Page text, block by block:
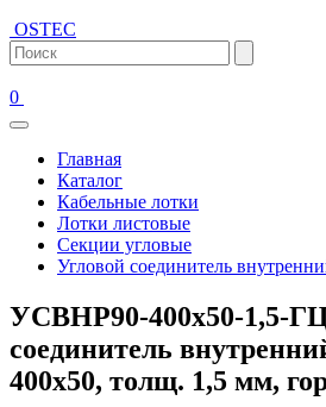
OSTEC
0
Главная
Каталог
Кабельные лотки
Лотки листовые
Секции угловые
Угловой соединитель
УСВНР90-400х50-1,5-
соединитель
400х50, толщ. 1,5 мм,